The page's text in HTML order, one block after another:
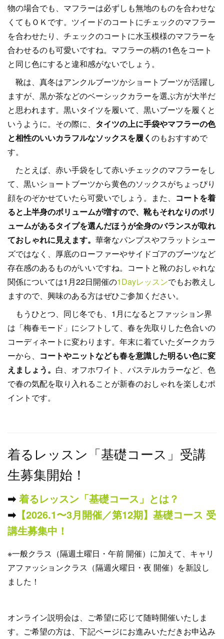
物の場合でも、マフラーは必ずしも無地のものを合わせな
くてもＯＫです。ツイードのコートにチェックのマフラー
を合わせたり、チェックのコートに水玉模様のマフラーを
合わせるのも可愛いですね。マフラーの柄の1色をコート
と同じ色にすると違和感がないでしょう。
靴は、真冬はアンクルブーツかショートブーツが活躍し
ますが、黒か茶などのベーシックカラーを選ぶ方が大半だ
と思われます。黒いタイツを履いて、黒いブーツを履くと
いうように。その際に、 タイツの上に手袋やマフラーの色
と相性のいいカラフルなソックスを履く のもおすすめで
す。
たとえば、赤い手袋をして赤いチェックのマフラーをし
て、黒いショートブーツから黄色のソックスがちょっぴり
顔をのぞかせていたら可愛いでしょう。また、 コートを着
ると上半身のボリュームが増すので、靴もそれなりのボリ
ュームがあるタイプを選んだほうが全身のバランスが取れ
ておしゃれに見えます。 華奢なパンプスやフラットシュー
ズではなく、厚底のローファーやサイドゴアのブーツなど
存在感のあるものがいいですね。コートと靴のおしゃれな
関係については1月22日開催の1Dayレッスンでもお教えし
ますので、興味のある方はぜひご参加ください。
もうひとつ、同じ冬でも、1月になるとファッション界
は「梅春モード」にシフトして、春を先取りした色合いの
コーディネートに変わります。年末に着ていたダークカラ
ーから、 コートやニットなども春を意識した明るい色に変
えましょう。 白、オフホワイト、パステルカラーなど、色
で春の気配を取り入れることが新春のおしゃれを楽しむポ
イントです。
着るレッスン「基礎コース」受講
生募集開始！
➡︎ 着るレッスン「基礎コース」とは？
➡︎ 【2026.1〜3月開催／第12期】基礎コース 受
講生募集中！
※一般クラス（隔週土曜日・午前 開催）に加えて、キャリ
アファッションクラス（隔週火曜日・夜 開催）を新設し
ました！
オンライン説明会は、ご希望に応じて随時開催いたしま
す。ご希望の方は、下記ページにお進みいただきお申込み